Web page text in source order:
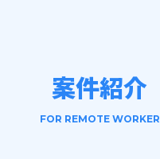
案件紹介
FOR REMOTE WORKER